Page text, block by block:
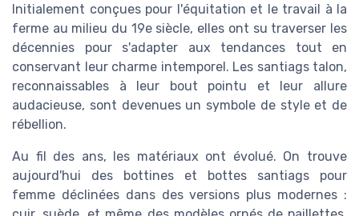
Initialement conçues pour l'équitation et le travail à la
ferme au milieu du 19e siècle, elles ont su traverser les
décennies pour s'adapter aux tendances tout en
conservant leur charme intemporel. Les santiags talon,
reconnaissables à leur bout pointu et leur allure
audacieuse, sont devenues un symbole de style et de
rébellion.
Au fil des ans, les matériaux ont évolué. On trouve
aujourd'hui des bottines et bottes santiags pour
femme déclinées dans des versions plus modernes :